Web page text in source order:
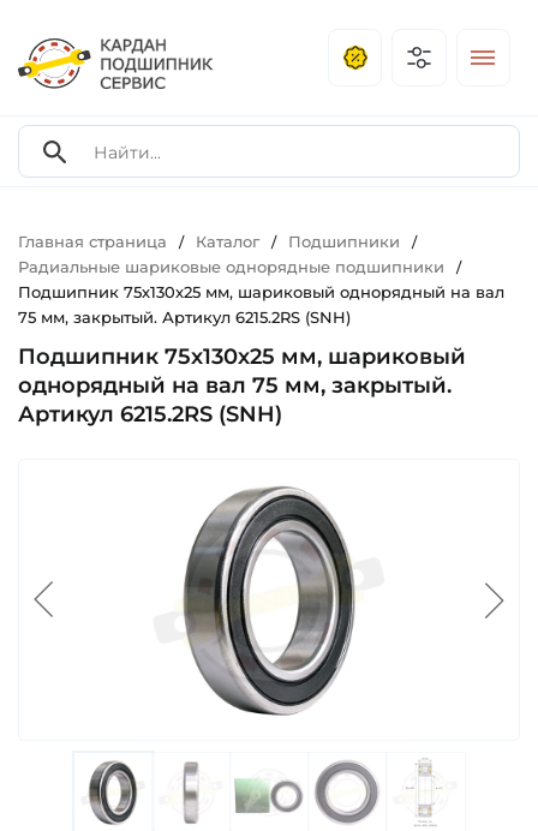
Главная страница / Каталог / Подшипники /
Радиальные шариковые однорядные подшипники /
Подшипник 75х130х25 мм, шариковый однорядный на вал
75 мм, закрытый. Артикул 6215.2RS (SNH)
Подшипник 75х130х25 мм, шариковый
однорядный на вал 75 мм, закрытый.
Артикул 6215.2RS (SNH)